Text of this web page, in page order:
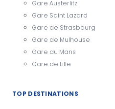
Gare Austerlitz
Gare Saint Lazard
Gare de Strasbourg
Gare de Mulhouse
Gare du Mans
Gare de Lille
TOP DESTINATIONS